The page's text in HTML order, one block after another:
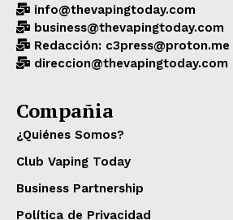
info@thevapingtoday.com
business@thevapingtoday.com
Redacción: c3press@proton.me
direccion@thevapingtoday.com
Compañia
¿Quiénes Somos?
Club Vaping Today
Business Partnership
Política de Privacidad